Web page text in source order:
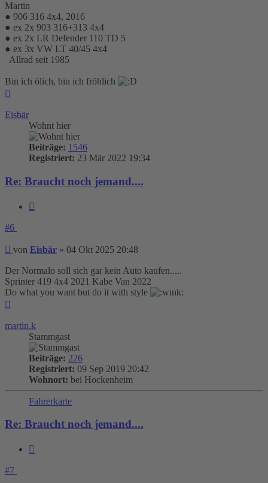
Martin
● 906 316 4x4, 2016
● ex 2x 903 316+313 4x4
● ex 2x LR Defender 110 TD 5
● ex 3x VW LT 40/45 4x4
. Allrad seit 1985
Bin ich ölich, bin ich fröhlich
Eisbär
Wohnt hier
Beiträge: 1546
Registriert: 23 Mär 2022 19:34
Re: Braucht noch jemand....
#6
Beitrag
von Eisbär » 04 Okt 2025 20:48
Der Normalo soll sich gar kein Auto kaufen.....
Sprinter 419 4x4 2021 Kabe Van 2022
Do what you want but do it with style
martin.k
Stammgast
Beiträge: 226
Registriert: 09 Sep 2019 20:42
Wohnort: bei Hockenheim
Fahrerkarte
Re: Braucht noch jemand....
#7